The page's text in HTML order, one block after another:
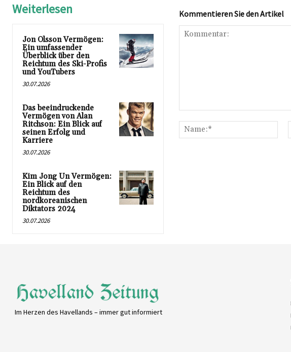
Weiterlesen
Jon Olsson Vermögen:
Ein umfassender
Überblick über den
Reichtum des Ski-Profis
und YouTubers
30.07.2026
Das beeindruckende
Vermögen von Alan
Ritchson: Ein Blick auf
seinen Erfolg und
Karriere
30.07.2026
Kim Jong Un Vermögen:
Ein Blick auf den
Reichtum des
nordkoreanischen
Diktators 2024
30.07.2026
Kommentieren Sie den Artikel
Im Herzen des Havellands – immer gut informiert